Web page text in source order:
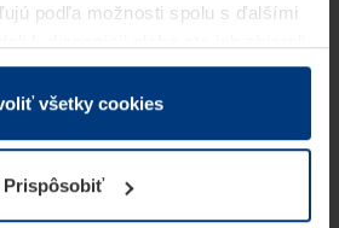
podľa možnosti spolu s ďalšími
služieb.
cookies ukladať na Vašom
Pre všetky ostatné typy cookie
Vaše povolenie môžete
odvolať vo vysvetlení cookie
všetky cookies
Prispôsobiť